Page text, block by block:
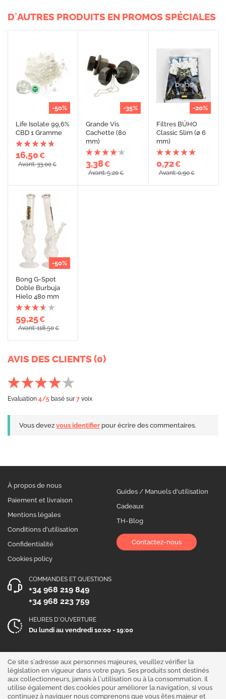
D´AUTRES PRODUITS EN PROMOS SPÉCIALES
-50%
Life Isolate 99,6%
CBD 1 Gramme
16,50€
Avant: 33,00€
-35%
Grande Vis
Cachette (80
mm)
3,38€
Avant: 5,20€
-20%
Filtres BÚHO
Classic Slim (ø 6
mm)
0,72€
Avant: 0,90€
-50%
Bong G-Spot
Doble Burbuja
Hielo 480 mm
59,25€
Avant: 118,50€
AVIS DES CLIENTS (0)
Evaluation 4/5 basé sur7 voix
Vous devez vous identifier pour écrire des commentaires.
À propos de nous
Paiement et livraison
Mentions légales
Conditions d'utilisation
Confidentialité
Cookies policy
Guides / Manuels d'utilisation
Cadeaux
TH-Blog
Contactez-nous
COMMANDES ET QUESTIONS
+34 968 219 849
+34 968 223 759
HEURES D´OUVERTURE
Du lundi au vendredi 10:00 - 19:00
Ce site s´adresse aux personnes majeures, veuillez vérifier la
législation en vigueur dans votre pays. Ses produits sont destinés
aux collectionneurs, jamais à l´utilisation ou à la consommation. Il
utilise également des cookies pour améliorer la navigation, si vous
continuez à naviguer nous comprenons que vous êtes majeur et